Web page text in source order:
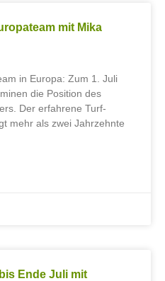
mit Mika
in Europa: Zum 1. Juli
die Position des
Der erfahrene Turf-
mehr als zwei Jahrzehnte
Ende Juli mit